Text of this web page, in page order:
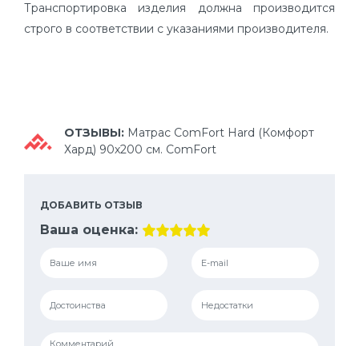
Транспортировка изделия должна производится
строго в соответствии с указаниями производителя.
ОТЗЫВЫ: Матрас ComFort Hard (Комфорт
Хард) 90х200 см. ComFort
ДОБАВИТЬ ОТЗЫВ
Ваша оценка: